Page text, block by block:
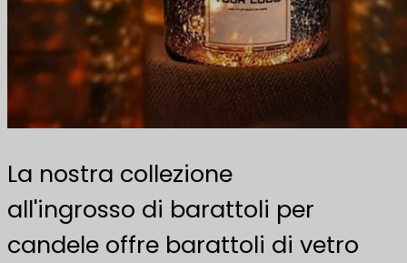
La nostra collezione
all'ingrosso di barattoli per
candele offre barattoli di vetro